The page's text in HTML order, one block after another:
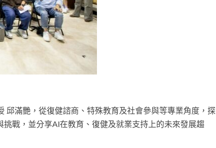
邱滿艷，從復健諮商、特殊教育及社會參與等專業角度，探
戰，並分享AI在教育、復健及就業支持上的未來發展趨